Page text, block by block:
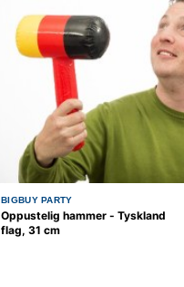
BIGBUY PARTY
Oppustelig hammer - Tyskland
flag, 31 cm